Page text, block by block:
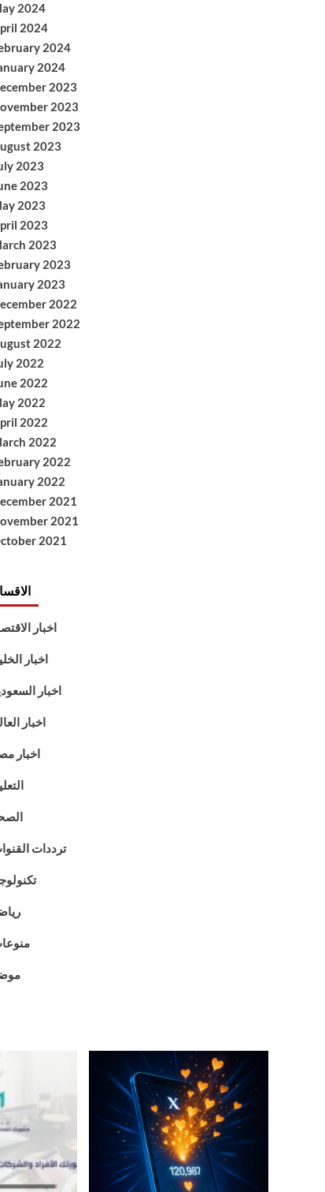
2024
2024
2024
2024
2023
2023
2023
2023
2023
2023
2023
2023
2023
2023
2023
2022
2022
2022
2022
2022
2022
2022
2022
2022
2022
2021
2021
2021
اخبار
اخبار
اخبار
اخبار
اخبار
ترددات